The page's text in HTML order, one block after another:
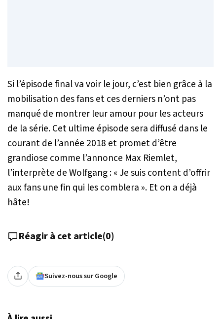
Si l’épisode final va voir le jour, c’est bien grâce à la
mobilisation des fans et ces derniers n’ont pas
manqué de montrer leur amour pour les acteurs
de la série. Cet ultime épisode sera diffusé dans le
courant de l’année 2018 et promet d’être
grandiose comme l’annonce Max Riemlet,
l’interprète de Wolfgang :« Je suis content d’offrir
aux fans une fin qui les comblera ». Et on a déjà
hâte!
Réagir à cet article(0)
Suivez-nous sur Google